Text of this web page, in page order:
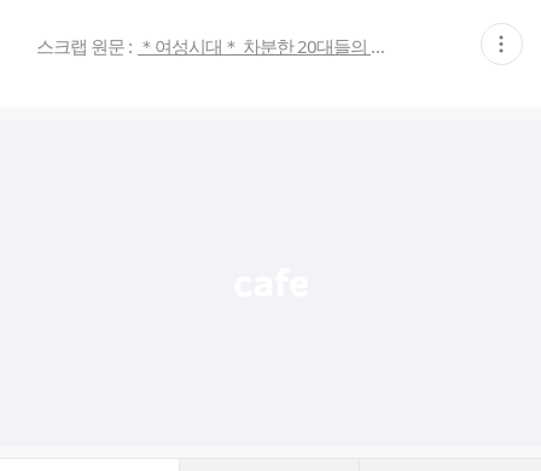
스크랩 원문 : ＊여성시대＊ 차분한 20대들의 알흠다운 공간 현
재